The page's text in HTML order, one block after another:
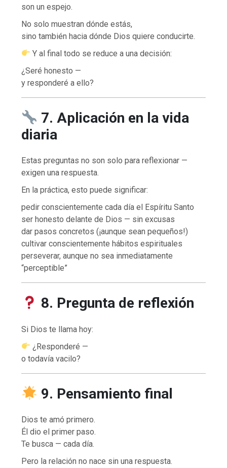
son un espejo.
No solo muestran dónde estás,
sino también hacia dónde Dios quiere conducirte.
Y al final todo se reduce a una decisión:
¿Seré honesto —
y responderé a ello?
7. Aplicación en la vida
diaria
Estas preguntas no son solo para reflexionar —
exigen una respuesta.
En la práctica, esto puede significar:
pedir conscientemente cada día el Espíritu Santo
ser honesto delante de Dios — sin excusas
dar pasos concretos (¡aunque sean pequeños!)
cultivar conscientemente hábitos espirituales
perseverar, aunque no sea inmediatamente
“perceptible”
8. Pregunta de reflexión
Si Dios te llama hoy:
¿Responderé —
o todavía vacilo?
9. Pensamiento final
Dios te amó primero.
Él dio el primer paso.
Te busca — cada día.
Pero la relación no nace sin una respuesta.